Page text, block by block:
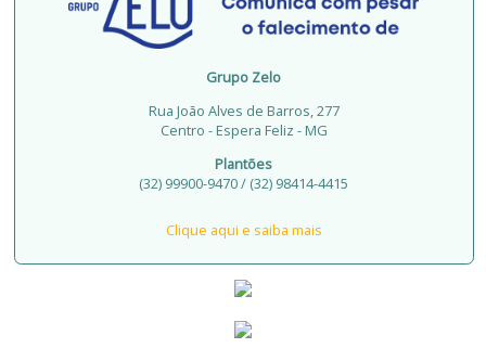
Grupo Zelo
Rua João Alves de Barros, 277
Centro - Espera Feliz - MG
Plantões
(32) 99900-9470 / (32) 98414-4415
Clique aqui e saiba mais